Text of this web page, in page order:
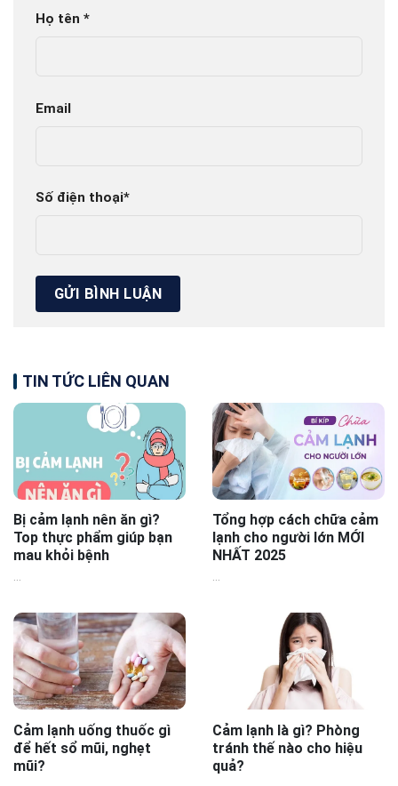
Họ tên *
Email
Số điện thoại*
TIN TỨC LIÊN QUAN
Bị cảm lạnh nên ăn gì?
Top thực phẩm giúp bạn
mau khỏi bệnh
...
Tổng hợp cách chữa cảm
lạnh cho người lớn MỚI
NHẤT 2025
...
Cảm lạnh uống thuốc gì
để hết sổ mũi, nghẹt
mũi?
Cảm lạnh là gì? Phòng
tránh thế nào cho hiệu
quả?